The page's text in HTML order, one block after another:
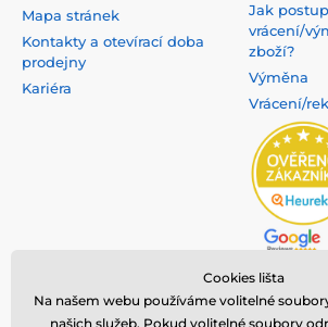
Mapa stránek
Kontakty a otevírací doba
prodejny
Kariéra
Jak
vrácení/
zboží?
Výměna
Vrácení/
Cookies lišta
Na našem webu používáme volitelné
našich služeb. Pokud volitelné soubory